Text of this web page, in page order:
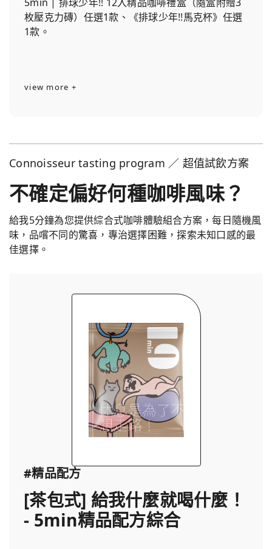
枚壓克力磚）任選1款、《排球少年!!馬克杯》任選
1款。
view more +
Connoisseur tasting program ／ 超值試飲方案
不確定偏好何種咖啡風味？
給我5分鐘為您提供綜合式咖啡體驗組合方案，每日隨機風
味，品嚐不同的驚喜，專治選擇困難，探索未知口感的最
佳選擇。
#精品配方
[茶包式] 給我什麼就喝什麼！
- 5min精品配方綜合